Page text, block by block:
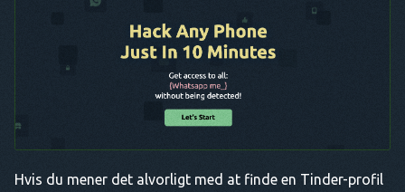
Hvis du mener det alvorligt med at finde en Tinder-profil